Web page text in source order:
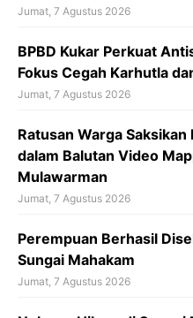
Jumat, 7 Agustus 2026
BPBD Kukar Perkuat
Fokus Cegah Karhutla
Jumat, 7 Agustus 2026
Ratusan Warga
dalam Balutan Video
Mulawarman
Jumat, 7 Agustus 2026
Perempuan Berhasil
Sungai Mahakam
Jumat, 7 Agustus 2026